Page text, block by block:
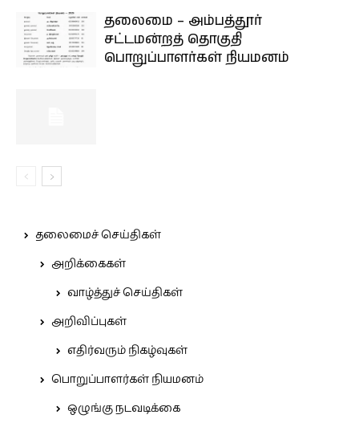
தலைமை – அம்பத்தூர்
சட்டமன்றத் தொகுதி
பொறுப்பாளர்கள் நியமனம்
தலைமைச் செய்திகள்
அறிக்கைகள்
வாழ்த்துச் செய்திகள்
அறிவிப்புகள்
எதிர்வரும் நிகழ்வுகள்
பொறுப்பாளர்கள் நியமனம்
ஒழுங்கு நடவடிக்கை